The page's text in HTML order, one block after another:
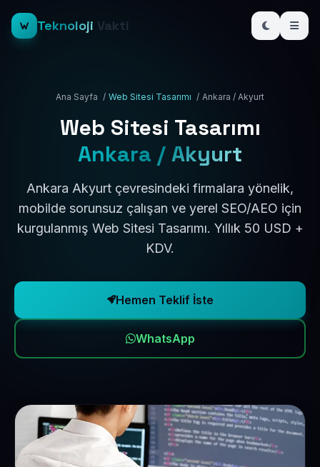
Teknoloji Vakti
Ana Sayfa / Web Sitesi Tasarımı / Ankara / Akyurt
Web Sitesi Tasarımı
Ankara / Akyurt
Ankara Akyurt çevresindeki firmalara yönelik,
mobilde sorunsuz çalışan ve yerel SEO/AEO için
kurgulanmış Web Sitesi Tasarımı. Yıllık 50 USD +
KDV.
Hemen Teklif İste
WhatsApp